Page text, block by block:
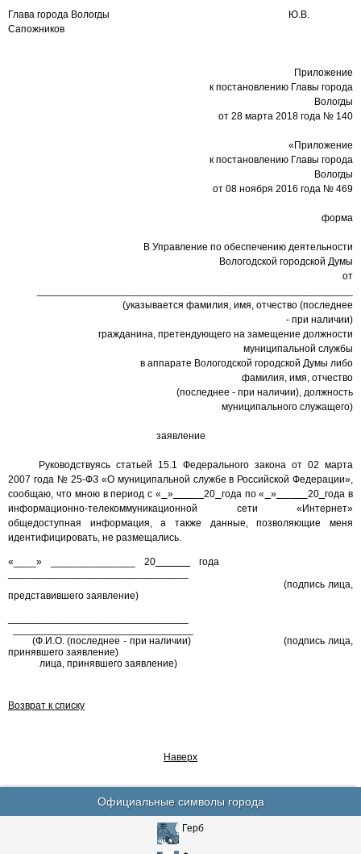
Глава города Вологды
Ю.В.
Сапожников
Приложение
к постановлению Главы города
Вологды
от 28 марта 2018 года № 140
«Приложение
к постановлению Главы города
Вологды
от 08 ноября 2016 года № 469
форма
В Управление по обеспечению деятельности
Вологодской городской Думы
от
(указывается фамилия, имя, отчество (последнее
- при наличии)
гражданина, претендующего на замещение должности
муниципальной службы
в аппарате Вологодской городской Думы либо
фамилия, имя, отчество
(последнее - при наличии), должность
муниципального служащего)
заявление
Руководствуясь статьей 15.1 Федерального закона от 02 марта
2007 года № 25-ФЗ «О муниципальной службе в Российской Федерации»,
сообщаю, что мною в период с «
» 20 года по « » 20 года в
информационно-телекоммуникационной сети «Интернет»
общедоступная информация, а также данные, позволяющие меня
идентифицировать, не размещались.
«____» _______________ 20
года
(подпись лица,
представившего заявление)
(Ф.И.О. (последнее - при наличии)
(подпись лица,
принявшего заявление)
лица, принявшего заявление)
Возврат к списку
Наверх
Официальные символы города
Герб